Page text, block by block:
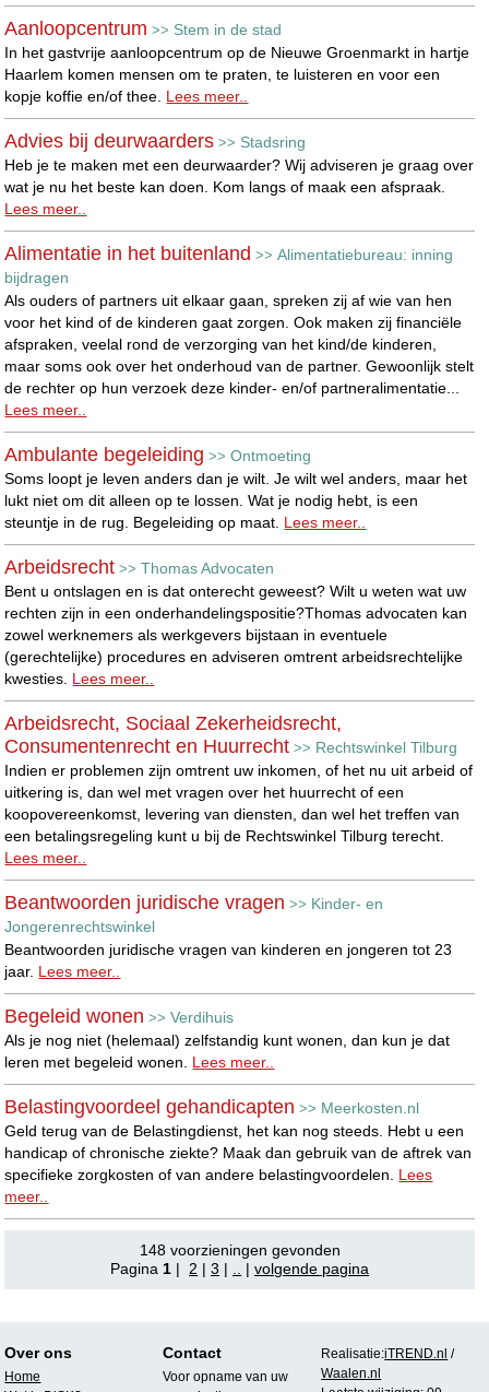
Aanloopcentrum >> Stem in de stad
In het gastvrije aanloopcentrum op de Nieuwe Groenmarkt in hartje
Haarlem komen mensen om te praten, te luisteren en voor een
kopje koffie en/of thee. Lees meer..
Advies bij deurwaarders >> Stadsring
Heb je te maken met een deurwaarder? Wij adviseren je graag over
wat je nu het beste kan doen. Kom langs of maak een afspraak.
Lees meer..
Alimentatie in het buitenland >>Alimentatiebureau: inning
bijdragen
Als ouders of partners uit elkaar gaan, spreken zij af wie van hen
voor het kind of de kinderen gaat zorgen. Ook maken zij financiële
afspraken, veelal rond de verzorging van het kind/de kinderen,
maar soms ook over het onderhoud van de partner. Gewoonlijk stelt
de rechter op hun verzoek deze kinder- en/of partneralimentatie...
Lees meer..
Ambulante begeleiding >>Ontmoeting
Soms loopt je leven anders dan je wilt. Je wilt wel anders, maar het
lukt niet om dit alleen op te lossen. Wat je nodig hebt, is een
steuntje in de rug. Begeleiding op maat. Lees meer..
Arbeidsrecht >>Thomas Advocaten
Bent u ontslagen en is dat onterecht geweest? Wilt u weten wat uw
rechten zijn in een onderhandelingspositie?Thomas advocaten kan
zowel werknemers als werkgevers bijstaan in eventuele
(gerechtelijke) procedures en adviseren omtrent arbeidsrechtelijke
kwesties. Lees meer..
Arbeidsrecht, Sociaal Zekerheidsrecht,
Consumentenrecht en Huurrecht >> Rechtswinkel Tilburg
Indien er problemen zijn omtrent uw inkomen, of het nu uit arbeid of
uitkering is, dan wel met vragen over het huurrecht of een
koopovereenkomst, levering van diensten, dan wel het treffen van
een betalingsregeling kunt u bij de Rechtswinkel Tilburg terecht.
Lees meer..
Beantwoorden juridische vragen >> Kinder- en
Jongerenrechtswinkel
Beantwoorden juridische vragen van kinderen en jongeren tot 23
jaar. Lees meer..
Begeleid wonen >>Verdihuis
Als je nog niet (helemaal) zelfstandig kunt wonen, dan kun je dat
leren met begeleid wonen. Lees meer..
Belastingvoordeel gehandicapten >> Meerkosten.nl
Geld terug van de Belastingdienst, het kan nog steeds. Hebt u een
handicap of chronische ziekte? Maak dan gebruik van de aftrek van
specifieke zorgkosten of van andere belastingvoordelen. Lees
meer..
148 voorzieningen gevonden
Pagina 1 | 2 |3 | |volgende pagina
Over ons
Home
Contact
Voor opname van uw
Realisatie:iTREND.nl /
Waalen.nl